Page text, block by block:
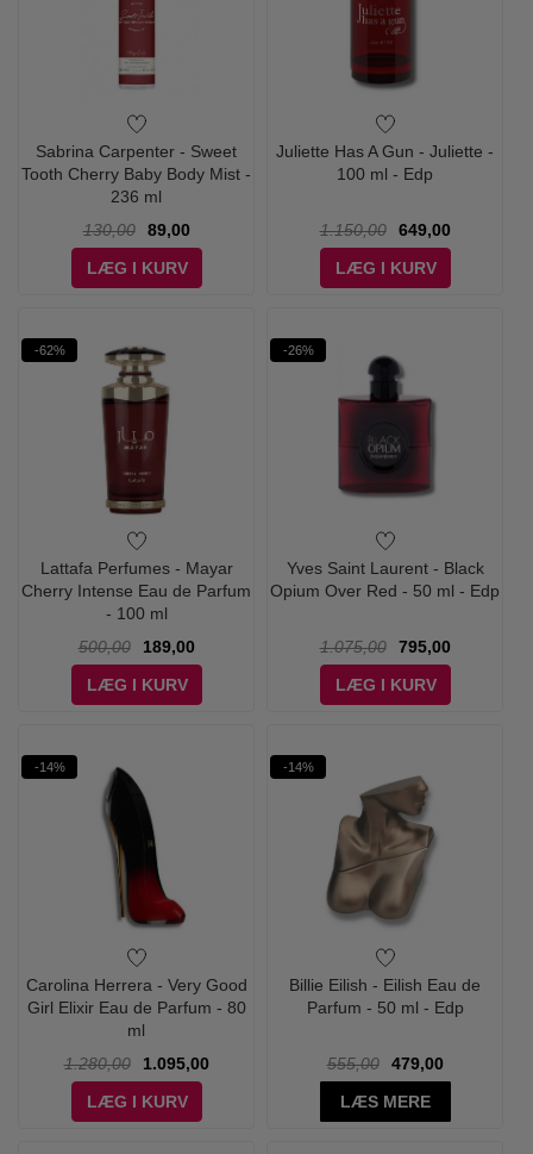
Sabrina Carpenter - Sweet
Tooth Cherry Baby Body Mist -
236 ml
130,00
89,00
LÆG I KURV
Juliette Has A Gun - Juliette -
100 ml - Edp
1.150,00
649,00
LÆG I KURV
-62%
Lattafa Perfumes - Mayar
Cherry Intense Eau de Parfum
- 100 ml
500,00
189,00
LÆG I KURV
-26%
Yves Saint Laurent - Black
Opium Over Red - 50 ml - Edp
1.075,00
795,00
LÆG I KURV
-14%
Carolina Herrera - Very Good
Girl Elixir Eau de Parfum - 80
ml
1.280,00
1.095,00
LÆG I KURV
-14%
Billie Eilish - Eilish Eau de
Parfum - 50 ml - Edp
555,00
479,00
LÆS MERE